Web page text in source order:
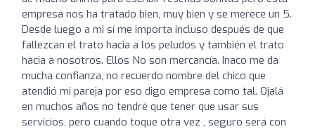
empresa nos ha tratado bien, muy bien y se merece un 5.
Desde luego a mi sí me importa incluso después de que
fallezcan el trato hacia a los peludos y también el trato
hacia a nosotros. Ellos No son mercancía. Inaco me da
mucha confianza, no recuerdo nombre del chico que
atendió mi pareja por eso digo empresa como tal. Ojalá
en muchos años no tendré que tener que usar sus
servicios, pero cuando toque otra vez , seguro será con